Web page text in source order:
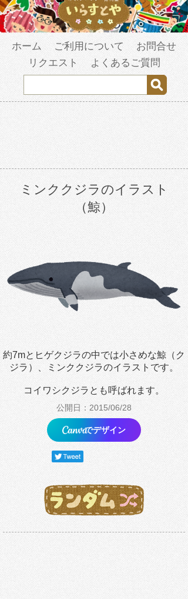
ホーム ご利用について
お問合せ
リクエスト
よくあるご質問
ミンククジラのイラスト
（鯨）
約7mとヒゲクジラの中では小さめな鯨（ク
ジラ）、ミンククジラのイラストです。
コイワシクジラとも呼ばれます。
公開日：2015/06/28
でデザイン